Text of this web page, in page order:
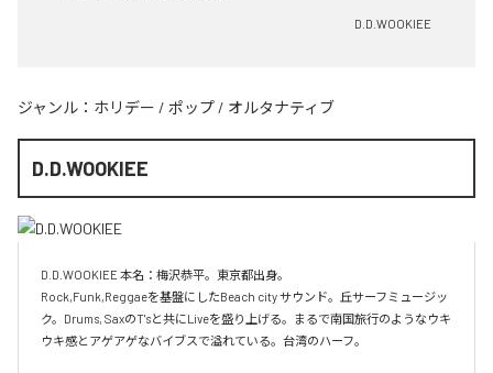
D.D.WOOKIEE
ジャンル： ホリデー / ポップ / オルタナティブ
D.D.WOOKIEE
D.D.WOOKIEE 本名：梅沢恭平。東京都出身。
Rock,Funk,Reggaeを基盤にしたBeach city サウンド。丘サーフミュージッ
ク。Drums, SaxのT'sと共にLiveを盛り上げる。まるで南国旅行のようなウキ
ウキ感とアゲアゲなバイブスで溢れている。台湾のハーフ。